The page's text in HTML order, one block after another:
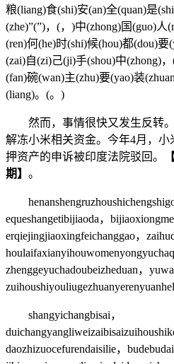
粮(liang)食(shi)安(an)全(quan)是
(zhe)”(”)，(，)中(zhong)国(guo)人
(ren)何(he)时(shi)候(hou)都(dou)要
(zai)自(zi)己(ji)手(shou)中(zhong)
(fan)碗(wan)主(zhu)要(yao)装
(liang)。(。)
然而，事情很快又发生反转。
解冻小米相关资金。今年4月，小
押资产的申诉被印度法院驳回。
期】 。
equeshangetibijiaoda，
erqiejingjiaoxingfeichanggao，
zhenggeyuchadoubeizheduan，
shangyichangbisai，
daozhizuocefurendaisilie，